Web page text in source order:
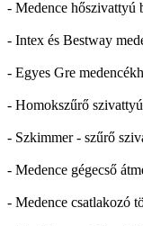
- Medence hőszivattyú
- Intex és Bestway
- Egyes Gre
- Homokszűrő
- Szkimmer - szűrő
- Medence gégecső
- Medence csatlakozó